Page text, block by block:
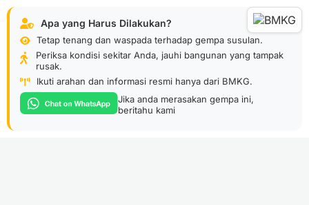
Apa yang Harus Dilakukan?
Tetap tenang dan waspada terhadap gempa susulan.
Periksa kondisi sekitar Anda, jauhi bangunan yang tampak
rusak.
Ikuti arahan dan informasi resmi hanya dari BMKG.
Jika anda merasakan gempa ini,
beritahu kami